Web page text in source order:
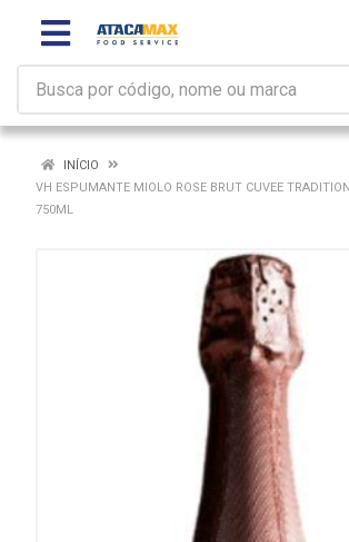
INÍCIO
VH ESPUMANTE MIOLO ROSE BRUT CUVEE TRADITION
750ML